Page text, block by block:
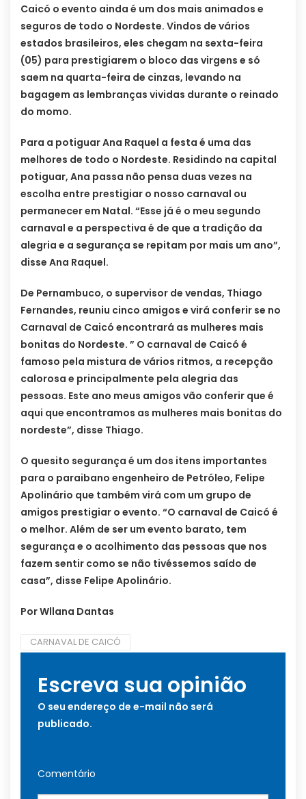
Caicó o evento ainda é um dos mais animados e
seguros de todo o Nordeste. Vindos de vários
estados brasileiros, eles chegam na sexta-feira
(05) para prestigiarem o bloco das virgens e só
saem na quarta-feira de cinzas, levando na
bagagem as lembranças vividas durante o reinado
do momo.
Para a potiguar Ana Raquel a festa é uma das
melhores de todo o Nordeste. Residindo na capital
potiguar, Ana passa não pensa duas vezes na
escolha entre prestigiar o nosso carnaval ou
permanecer em Natal. “Esse já é o meu segundo
carnaval e a perspectiva é de que a tradição da
alegria e a segurança se repitam por mais um ano”,
disse Ana Raquel.
De Pernambuco, o supervisor de vendas, Thiago
Fernandes, reuniu cinco amigos e virá conferir se no
Carnaval de Caicó encontrará as mulheres mais
bonitas do Nordeste. ” O carnaval de Caicó é
famoso pela mistura de vários ritmos, a recepção
calorosa e principalmente pela alegria das
pessoas. Este ano meus amigos vão conferir que é
aqui que encontramos as mulheres mais bonitas do
nordeste”, disse Thiago.
O quesito segurança é um dos itens importantes
para o paraibano engenheiro de Petróleo, Felipe
Apolinário que também virá com um grupo de
amigos prestigiar o evento. “O carnaval de Caicó é
o melhor. Além de ser um evento barato, tem
segurança e o acolhimento das pessoas que nos
fazem sentir como se não tivéssemos saído de
casa”, disse Felipe Apolinário.
Por Wllana Dantas
CARNAVAL DE CAICÓ
Escreva sua opinião
O seu endereço de e-mail não será
publicado.
Comentário